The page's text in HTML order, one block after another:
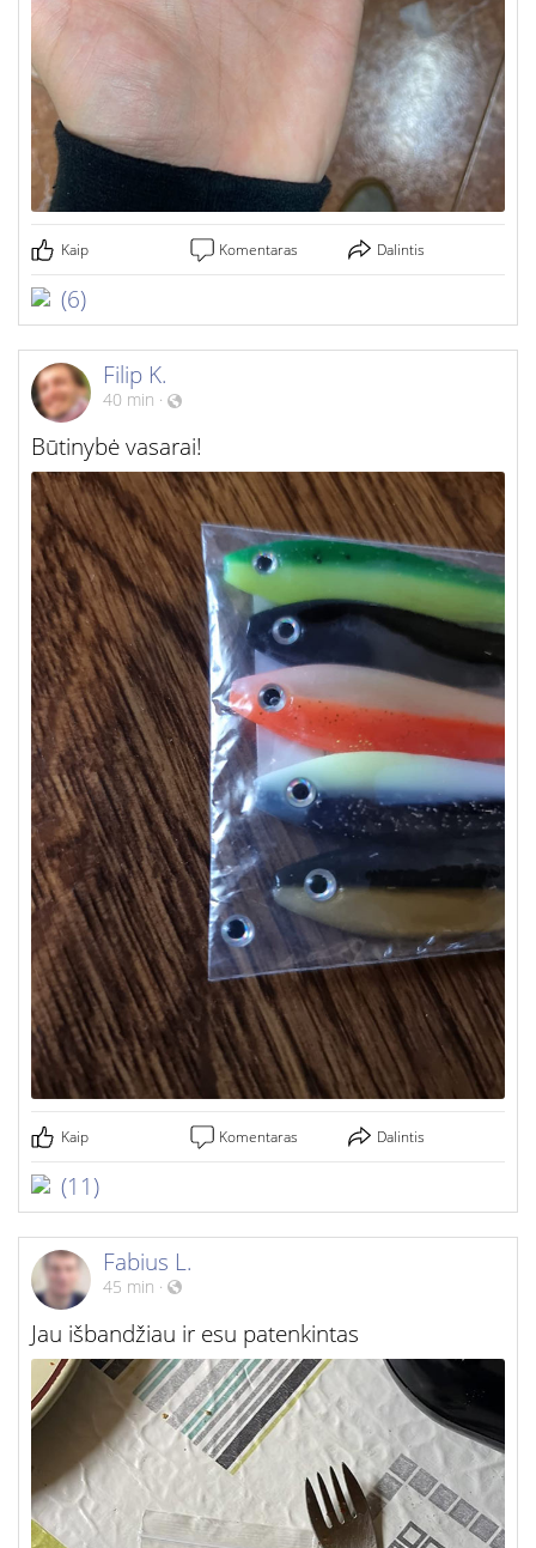
Kaip Komentaras Dalintis
(6)
Filip K.
40 min ·
Būtinybė vasarai!
Kaip Komentaras Dalintis
(11)
Fabius L.
45 min ·
Jau išbandžiau ir esu patenkintas